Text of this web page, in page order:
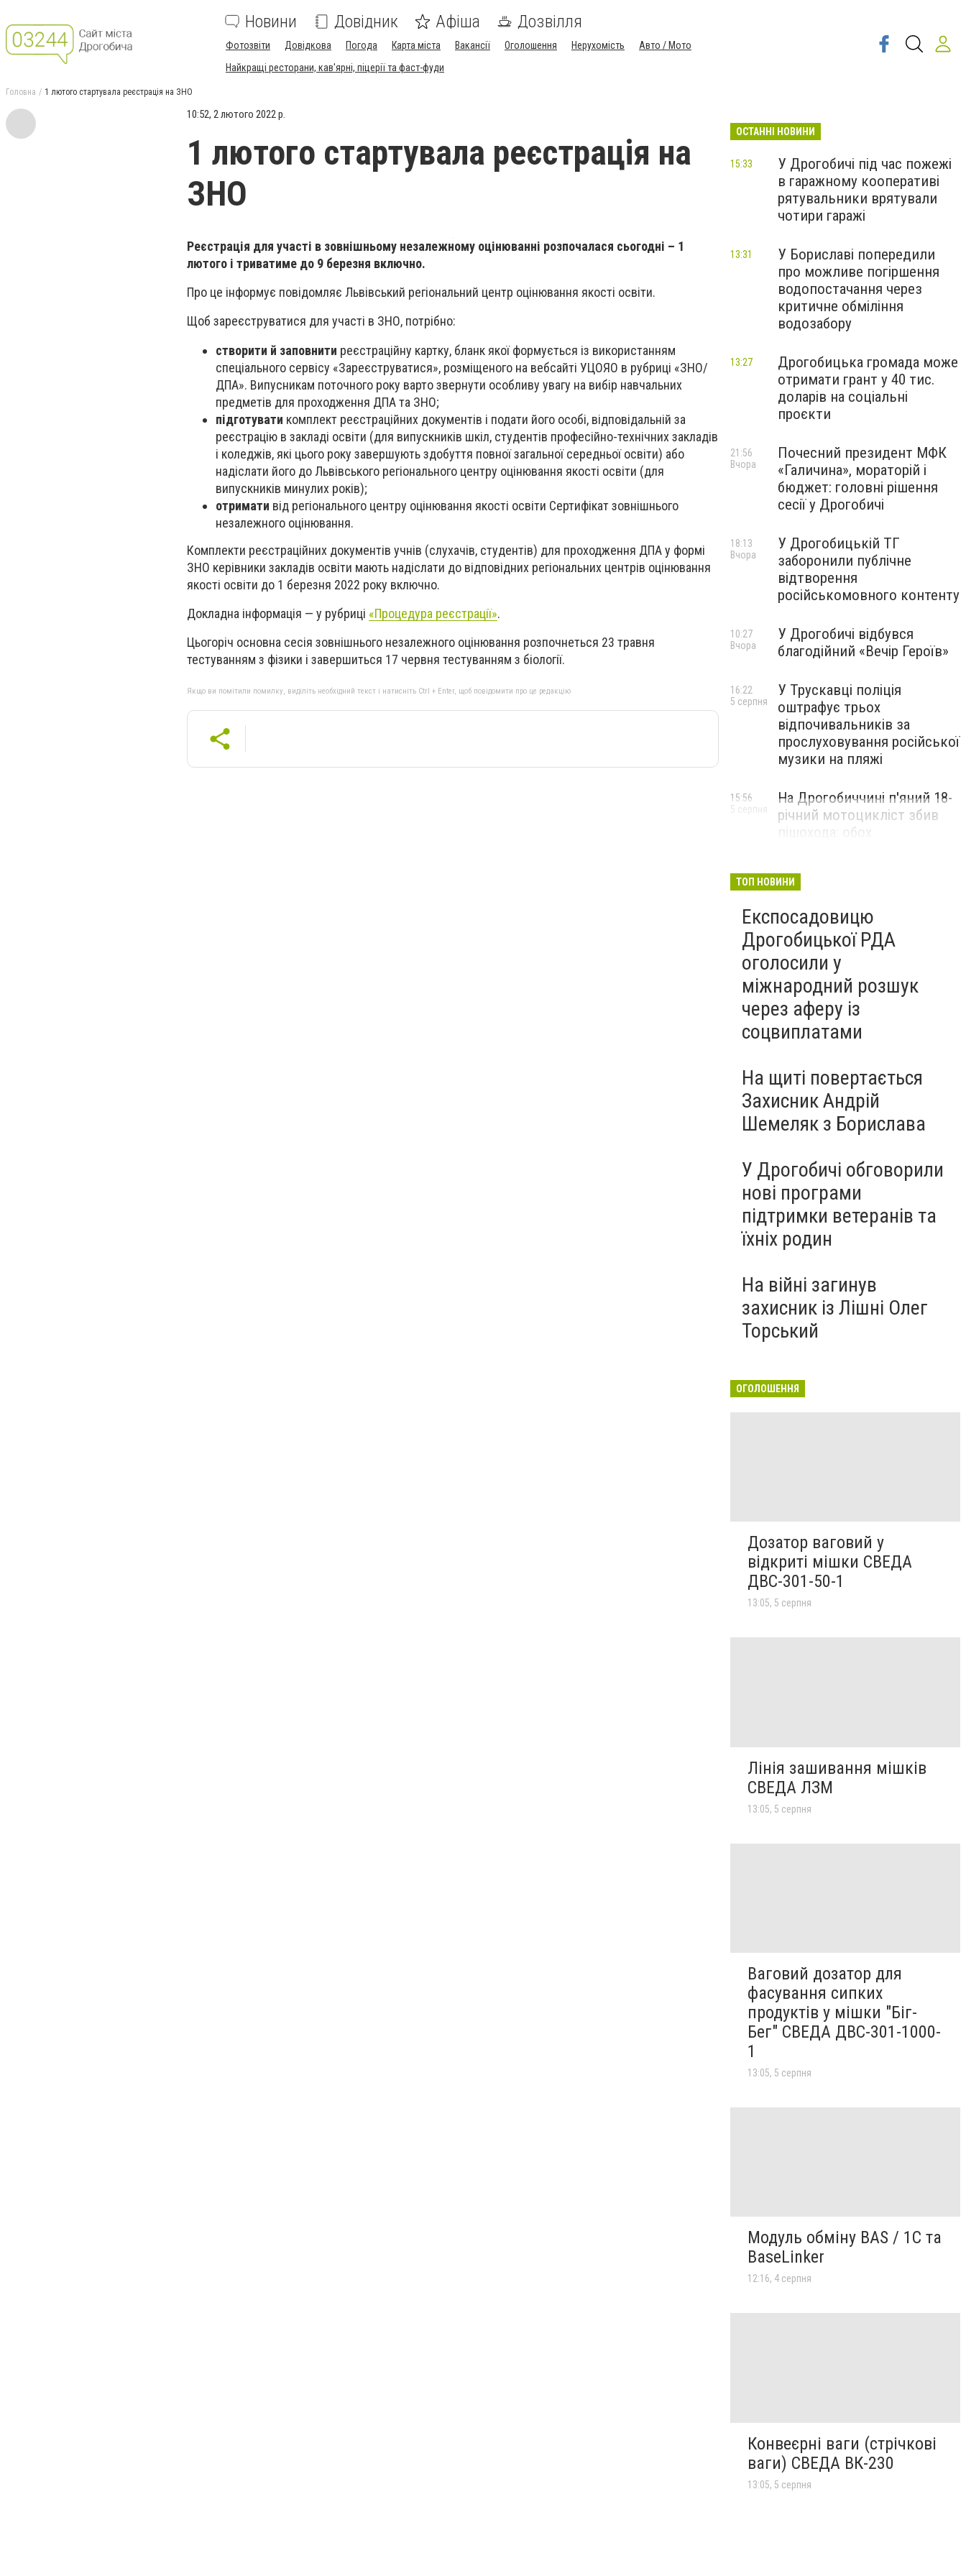
Новини Довідник Афіша Дозвілля
Фотозвіти Довідкова Погода Карта міста Вакансії Оголошення Нерухомість
Авто / Мото
Найкращі ресторани, кав'ярні, піцерії та фаст-фуди
Головна 1 лютого стартувала реєстрація на ЗНО
10:52, 2 лютого 2022 р.
1 лютого стартувала реєстрація на
ЗНО
Реєстрація для участі в зовнішньому незалежному оцінюванні розпочалася сьогодні – 1
лютого і триватиме до 9 березня включно.
Про це інформує повідомляє Львівський регіональний центр оцінювання якості освіти.
Щоб зареєструватися для участі в ЗНО, потрібно:
створити й заповнити реєстраційну картку, бланк якої формується із використанням
спеціального сервісу «Зареєструватися», розміщеного на вебсайті УЦОЯО в рубриці «ЗНО/
ДПА». Випусникам поточного року варто звернути особливу увагу на вибір навчальних
предметів для проходження ДПА та ЗНО;
підготувати комплект реєстраційних документів і подати його особі, відповідальній за
реєстрацію в закладі освіти (для випускників шкіл, студентів професійно-технічних закладів
і коледжів, які цього року завершують здобуття повної загальної середньої освіти) або
надіслати його до Львівського регіонального центру оцінювання якості освіти (для
випускників минулих років);
отримати від регіонального центру оцінювання якості освіти Сертифікат зовнішнього
незалежного оцінювання.
Комплекти реєстраційних документів учнів (слухачів, студентів) для проходження ДПА у формі
ЗНО керівники закладів освіти мають надіслати до відповідних регіональних центрів оцінювання
якості освіти до 1 березня 2022 року включно.
Докладна інформація — у рубриці «Процедура реєстрації».
Цьогоріч основна сесія зовнішнього незалежного оцінювання розпочнеться 23 травня
тестуванням з фізики і завершиться 17 червня тестуванням з біології.
Якщо ви помітили помилку, виділіть необхідний текст і натисніть Ctrl + Enter, щоб повідомити про це редакцію
ОСТАННІ НОВИНИ
У Дрогобичі під час пожежі
в гаражному кооперативі
рятувальники врятували
чотири гаражі
15:33
У Бориславі попередили
про можливе погіршення
водопостачання через
критичне обміління
водозабору
13:31
Дрогобицька громада може
отримати грант у 40 тис.
доларів на соціальні
проєкти
13:27
Почесний президент МФК
«Галичина», мораторій і
бюджет: головні рішення
сесії у Дрогобичі
21:56
Вчора
У Дрогобицькій ТГ
заборонили публічне
відтворення
російськомовного контенту
18:13
Вчора
У Дрогобичі відбувся
благодійний «Вечір Героїв»
10:27
Вчора
У Трускавці поліція
оштрафує трьох
відпочивальників за
прослуховування російської
музики на пляжі
16:22
5 серпня
На Дрогобиччині п'яний 18-
річний мотоцикліст збив
пішохода: обох
15:56
5 серпня
ТОП НОВИНИ
Експосадовицю
Дрогобицької РДА
оголосили у
міжнародний розшук
через аферу із
соцвиплатами
На щиті повертається
Захисник Андрій
Шемеляк з Борислава
У Дрогобичі обговорили
нові програми
підтримки ветеранів та
їхніх родин
На війні загинув
захисник із Лішні Олег
Торський
ОГОЛОШЕННЯ
Дозатор ваговий у
відкриті мішки СВЕДА
ДВС-301-50-1
13:05, 5 серпня
Лінія зашивання мішків
СВЕДА ЛЗМ
13:05, 5 серпня
Ваговий дозатор для
фасування сипких
продуктів у мішки "Біг-
Бег" СВЕДА ДВС-301-1000-
1
13:05, 5 серпня
Модуль обміну BAS / 1C та
BaseLinker
12:16, 4 серпня
Конвеєрні ваги (стрічкові
ваги) СВЕДА ВК-230
13:05, 5 серпня